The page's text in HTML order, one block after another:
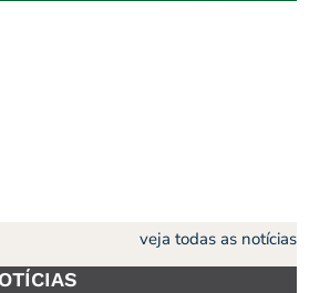
veja todas as notícias